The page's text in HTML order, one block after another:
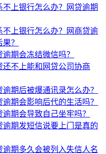
上银行怎么办？网贷逾期
上银行怎么办？网商贷逾
？
期会冻结微信吗？
不上能和网贷公司协商
期后被爆通讯录怎么办？
期会影响后代的生活吗？
期会导致自己坐牢吗？
期发短信说要上门是真的
期多久会被列入失信人名